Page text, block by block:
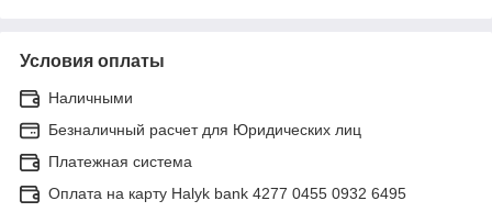
Условия оплаты
Наличными
Безналичный расчет для Юридических лиц
Платежная система
Оплата на карту Halyk bank 4277 0455 0932 6495